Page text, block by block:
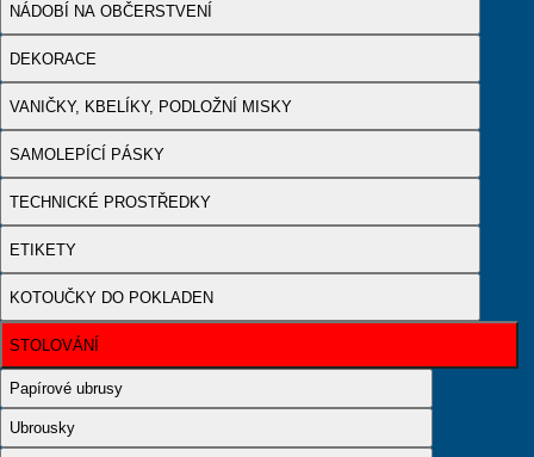
NÁDOBÍ NA OBČERSTVENÍ
DEKORACE
VANIČKY, KBELÍKY, PODLOŽNÍ MISKY
SAMOLEPÍCÍ PÁSKY
TECHNICKÉ PROSTŘEDKY
ETIKETY
KOTOUČKY DO POKLADEN
STOLOVÁNÍ
Papírové ubrusy
Ubrousky